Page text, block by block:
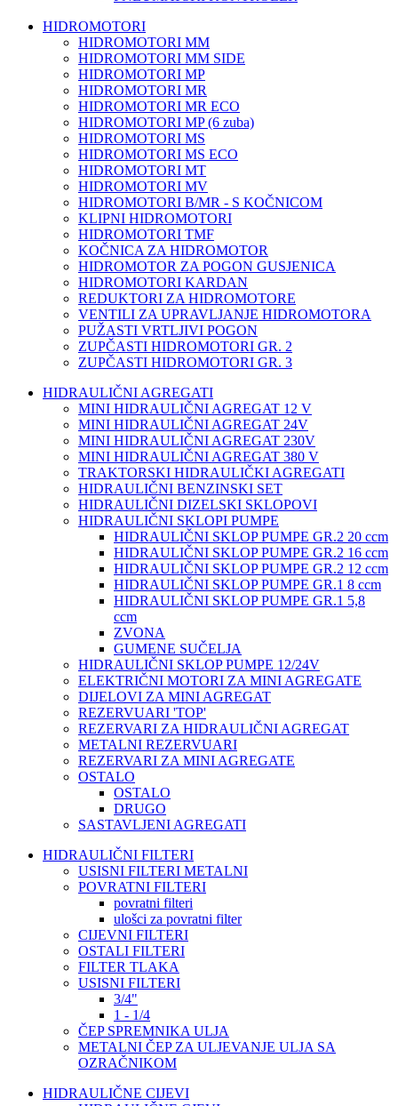
HIDROMOTORI
HIDROMOTORI MM
HIDROMOTORI MM SIDE
HIDROMOTORI MP
HIDROMOTORI MR
HIDROMOTORI MR ECO
HIDROMOTORI MP (6 zuba)
HIDROMOTORI MS
HIDROMOTORI MS ECO
HIDROMOTORI MT
HIDROMOTORI MV
HIDROMOTORI B/MR - S KOČNICOM
KLIPNI HIDROMOTORI
HIDROMOTORI TMF
KOČNICA ZA HIDROMOTOR
HIDROMOTOR ZA POGON GUSJENICA
HIDROMOTORI KARDAN
REDUKTORI ZA HIDROMOTORE
VENTILI ZA UPRAVLJANJE HIDROMOTORA
PUŽASTI VRTLJIVI POGON
ZUPČASTI HIDROMOTORI GR. 2
ZUPČASTI HIDROMOTORI GR. 3
HIDRAULIČNI AGREGATI
MINI HIDRAULIČNI AGREGAT 12 V
MINI HIDRAULIČNI AGREGAT 24V
MINI HIDRAULIČNI AGREGAT 230V
MINI HIDRAULIČNI AGREGAT 380 V
TRAKTORSKI HIDRAULIČKI AGREGATI
HIDRAULIČNI BENZINSKI SET
HIDRAULIČNI DIZELSKI SKLOPOVI
HIDRAULIČNI SKLOPI PUMPE
HIDRAULIČNI SKLOP PUMPE GR.2 20 ccm
HIDRAULIČNI SKLOP PUMPE GR.2 16 ccm
HIDRAULIČNI SKLOP PUMPE GR.2 12 ccm
HIDRAULIČNI SKLOP PUMPE GR.1 8 ccm
HIDRAULIČNI SKLOP PUMPE GR.1 5,8
ccm
ZVONA
GUMENE SUČELJA
HIDRAULIČNI SKLOP PUMPE 12/24V
ELEKTRIČNI MOTORI ZA MINI AGREGATE
DIJELOVI ZA MINI AGREGAT
REZERVUARI 'TOP'
REZERVARI ZA HIDRAULIČNI AGREGAT
METALNI REZERVUARI
REZERVARI ZA MINI AGREGATE
OSTALO
OSTALO
DRUGO
SASTAVLJENI AGREGATI
HIDRAULIČNI FILTERI
USISNI FILTERI METALNI
POVRATNI FILTERI
povratni filteri
ulošci za povratni filter
CIJEVNI FILTERI
OSTALI FILTERI
FILTER TLAKA
USISNI FILTERI
3/4"
1 - 1/4
ČEP SPREMNIKA ULJA
METALNI ČEP ZA ULJEVANJE ULJA SA
OZRAČNIKOM
HIDRAULIČNE CIJEVI